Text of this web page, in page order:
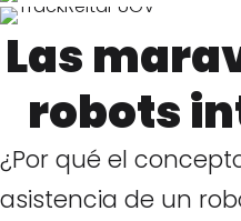
Las
robots
¿Por qué el
asistencia de un